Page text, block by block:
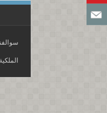
سوالفنا 2026 © جميع